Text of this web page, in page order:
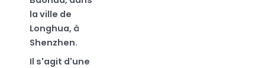
la ville de
Longhua, à
Shenzhen.
Il s'agit d'une